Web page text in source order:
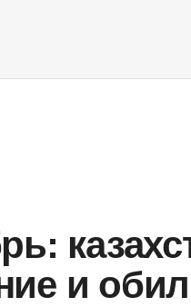
и